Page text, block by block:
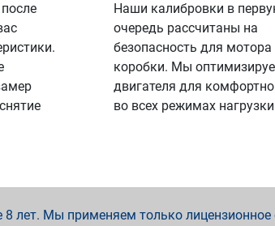
Наши калибровки в
очередь рассчитаны на
безопасность для мотора
коробки. Мы
двигателя для
во всех режимах
Мы применяем только лицензионное